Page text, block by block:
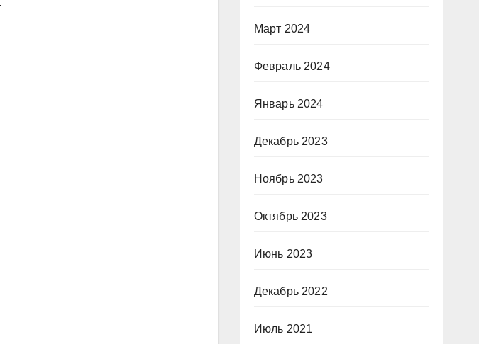
Март 2024
Февраль 2024
Январь 2024
Декабрь 2023
Ноябрь 2023
Октябрь 2023
Июнь 2023
Декабрь 2022
Июль 2021